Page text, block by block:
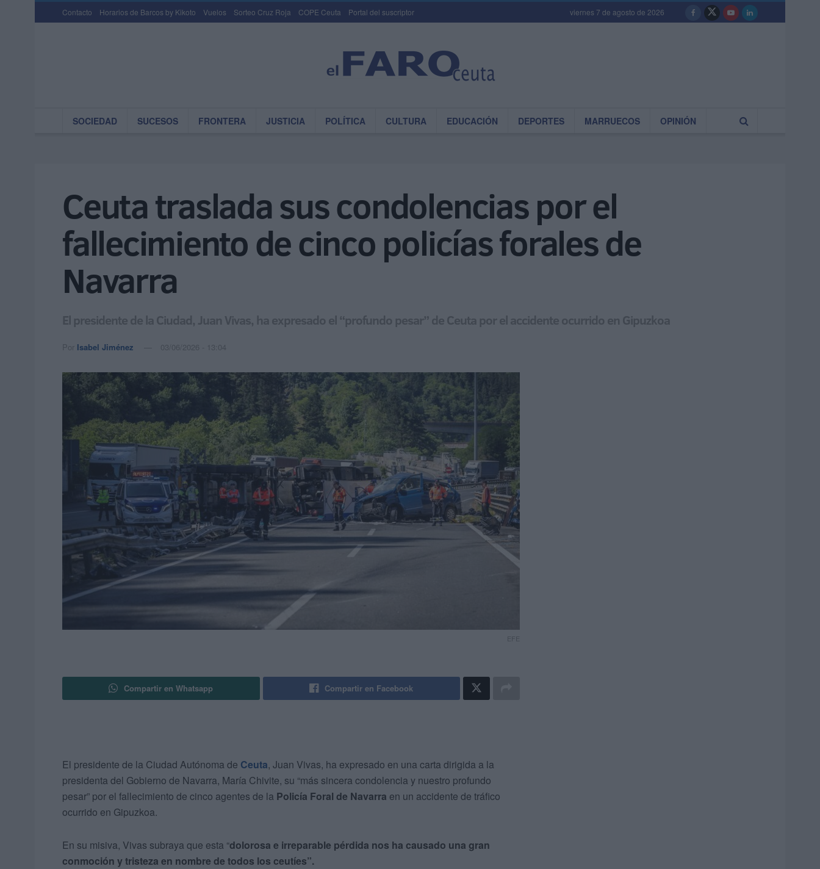
Contacto Horarios de Barcos by Kikoto Vuelos Sorteo Cruz Roja COPE Ceuta Portal del suscriptor viernes 7 de agosto de 2026
SOCIEDAD SUCESOS FRONTERA JUSTICIA POLÍTICA CULTURA EDUCACIÓN DEPORTES MARRUECOS OPINIÓN
Ceuta traslada sus condolencias por el
fallecimiento de cinco policías forales de
Navarra
El presidente de la Ciudad, Juan Vivas, ha expresado el “profundo pesar” de Ceuta por el accidente ocurrido en Gipuzkoa
Por Isabel Jiménez 03/06/2026 - 13:04
EFE
Compartir en Whatsapp Compartir en Facebook
El presidente de la Ciudad Autónoma de Ceuta, Juan Vivas, ha expresado en una carta dirigida a la
presidenta del Gobierno de Navarra, María Chivite, su “más sincera condolencia y nuestro profundo
pesar” por el fallecimiento de cinco agentes de la Policía Foral de Navarra en un accidente de tráfico
ocurrido en Gipuzkoa.
En su misiva, Vivas subraya que esta “dolorosa e irreparable pérdida nos ha causado una gran
conmoción y tristeza en nombre de todos los ceutíes”.